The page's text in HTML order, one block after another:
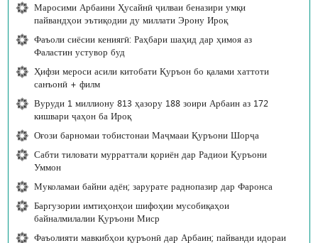
Маросими Арбаини Ҳусайнӣ ҷилваи беназири умқи
пайвандҳои эътиқодии ду миллати Эрону Ироқ
Фаъоли сиёсии кениягӣ: Раҳбари шаҳид дар ҳимоя аз
Фаластин устувор буд
Ҳифзи мероси асили китобати Қуръон бо қалами хаттоти
санъонӣ + филм
Вуруди 1 миллиону 813 ҳазору 188 зоири Арбаин аз 172
кишвари ҷаҳон ба Ироқ
Оғози барномаи тобистонаи Маҷмааи Қуръони Шорҷа
Сабти тиловати мурраттали қориён дар Радиои Қуръони
Уммон
Муколамаи байни адён; зарурате раднопазир дар Фаронса
Баргузории имтиҳонҳои шифоҳии мусобиқаҳои
байналмилалии Қуръони Миср
Фаъолияти мавкибҳои қуръонӣ дар Арбаин; пайванди идораи